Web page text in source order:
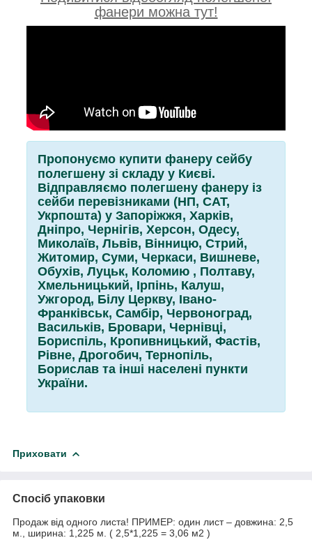
фанери можна тут!
Пропонуємо купити фанеру сейбу
полегшену зі складу у Києві.
Відправляємо полегшену фанеру із
сейби перевізниками (НП, САТ,
Укрпошта) у Запоріжжя, Харків,
Дніпро, Чернігів, Херсон, Одесу,
Миколаїв, Львів, Вінницю, Стрий,
Житомир, Суми, Черкаси, Вишневе,
Обухів, Луцьк, Коломию , Полтаву,
Хмельницький, Ірпінь, Калуш,
Ужгород, Білу Церкву, Івано-
Франківськ, Самбір, Червоноград,
Васильків, Бровари, Чернівці,
Бориспіль, Кропивницький, Фастів,
Рівне, Дрогобич, Тернопіль,
Борислав та інші населені пункти
України.
Приховати
Спосіб упаковки
Продаж від одного листа! ПРИМЕР: один лист – довжина: 2,5
м., ширина: 1,225 м. ( 2,5*1,225 = 3,06 м2 )